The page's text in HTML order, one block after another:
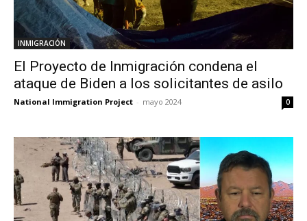
INMIGRACIÓN
El Proyecto de Inmigración condena el
ataque de Biden a los solicitantes de asilo
National Immigration Project - mayo 2024 0